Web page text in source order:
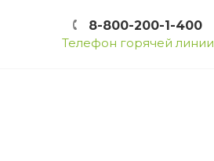
8-800-200-1-400
Телефон горячей линии